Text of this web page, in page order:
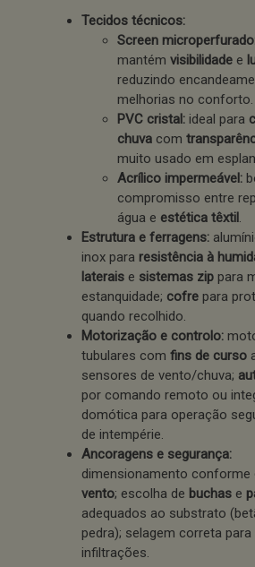
Tecidos técnicos:
Screen
mantém visibilidade e
reduzindo
melhorias no conforto.
PVC cristal: ideal para
chuva com
muito usado em
Acrílico impermeável:
compromisso entre
água e estética têxtil.
Estrutura e ferragens:
inox para resistência à
laterais e sistemas zip para
estanquidade; cofre para
quando recolhido.
Motorização e controlo:
tubulares com fins de curso
sensores de vento/chuva;
por comando remoto ou
domótica para operação
de intempérie.
Ancoragens e segurança:
dimensionamento conforme
vento; escolha de buchas e
adequados ao substrato
pedra); selagem correta para
infiltrações.